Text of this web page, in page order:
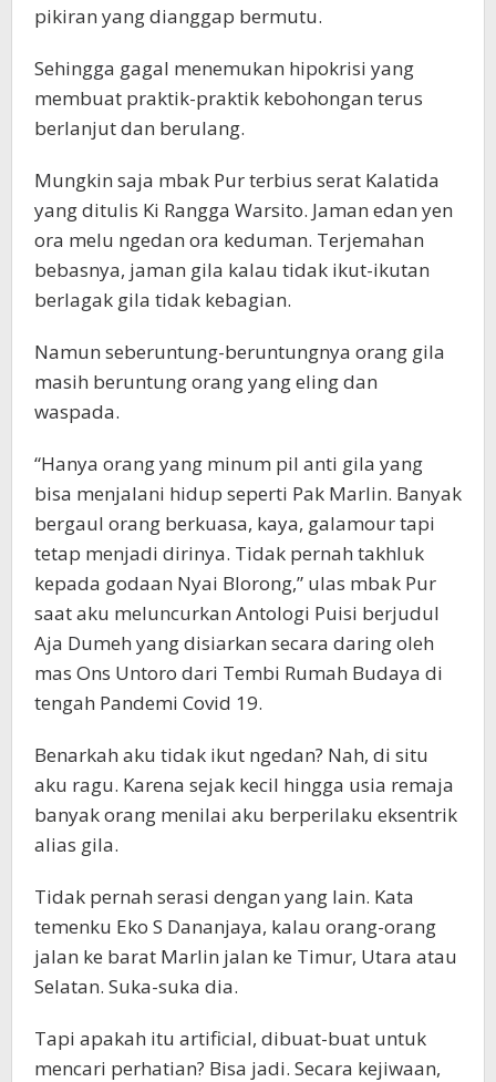
pikiran yang dianggap bermutu.
Sehingga gagal menemukan hipokrisi yang
membuat praktik-praktik kebohongan terus
berlanjut dan berulang.
Mungkin saja mbak Pur terbius serat Kalatida
yang ditulis Ki Rangga Warsito. Jaman edan yen
ora melu ngedan ora keduman. Terjemahan
bebasnya, jaman gila kalau tidak ikut-ikutan
berlagak gila tidak kebagian.
Namun seberuntung-beruntungnya orang gila
masih beruntung orang yang eling dan
waspada.
“Hanya orang yang minum pil anti gila yang
bisa menjalani hidup seperti Pak Marlin. Banyak
bergaul orang berkuasa, kaya, galamour tapi
tetap menjadi dirinya. Tidak pernah takhluk
kepada godaan Nyai Blorong,” ulas mbak Pur
saat aku meluncurkan Antologi Puisi berjudul
Aja Dumeh yang disiarkan secara daring oleh
mas Ons Untoro dari Tembi Rumah Budaya di
tengah Pandemi Covid 19.
Benarkah aku tidak ikut ngedan? Nah, di situ
aku ragu. Karena sejak kecil hingga usia remaja
banyak orang menilai aku berperilaku eksentrik
alias gila.
Tidak pernah serasi dengan yang lain. Kata
temenku Eko S Dananjaya, kalau orang-orang
jalan ke barat Marlin jalan ke Timur, Utara atau
Selatan. Suka-suka dia.
Tapi apakah itu artificial, dibuat-buat untuk
mencari perhatian? Bisa jadi. Secara kejiwaan,